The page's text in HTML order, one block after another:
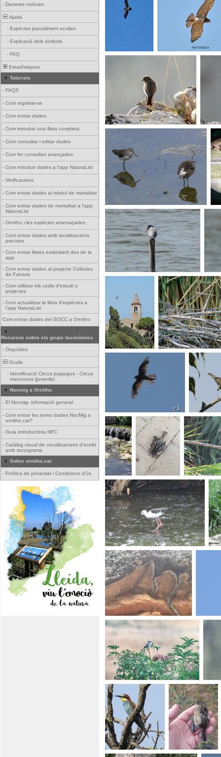
- Darreres notícies
Ajuda
- Espècies parcialment ocultes
- Explicació dels símbols
- FAQ
Estadístiques
Tutorials
- FAQS
- Com registrar-se
- Com entrar dades
- Com introduir una llista completa
- Com consultar i editar dades
- Com fer consultes avançades
- Com introduir dades a l'app NaturaList
- Verificacions
- Com entrar dades al mòdul de mortalitat
- Com entrar dades de mortalitat a l'app
NaturaList
- Ornitho i les espècies amenaçades
- Com entrar dades amb localitzacions
precises
- Com entrar llistes estàndard des de la
app
- Com entrar dades al projecte Colònies
de Falciots
- Com utilitzar els codis d'estudi o
projectes
- Com actualitzar la llista d'espècies a
l'app NaturaList
Com entrar dades del SOCC a Ornitho
Recursos sobre els grups taxonòmics
- Orquídies
Ocells
- Identificació Circus pygargus - Circus
macrourus (juvenils)
Nocmig a Ornitho
- El Nocmig- informació general
- Com entrar les teves dades NocMig a
ornitho.cat?
- Guia introductòria NFC
- Catàleg visual de vocalitzacions d'ocells
amb sonograma
Sobre ornitho.cat
- Política de privacitat i Condicions d'ús
+ 1